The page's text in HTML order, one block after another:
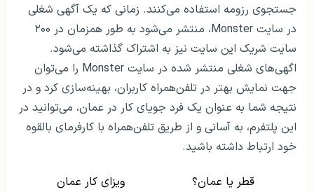
جستجوی رزومه استفاده می‎‌کنند. زمانی که یک آگهی شغلی
در سایت Monster، منتشر می‌شود به طور همزمان در ۲۰۰
سایت شریک این سایت نیز به اشتراک گذاشته می‌شود.
اگهی‌های شغلی منتشر شده در سایت Monster را می‌توان
جهت نمایش بهتر در تلفن‌همراه کاربران، بهینه‌سازی کرد و در
نتیجه شما به عنوان یک فرد جویای کار در عمان، می‌توانید در
این پلتفرم، به آسانی و از طریق تلفن‌همراه با کارفرمای بالقوه
خود ارتباط داشته باشید.
قطر یا عمان؟ ویزای کار عمان